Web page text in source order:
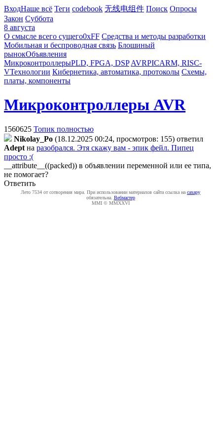
ВходНаше всё Теги codebook 无线电组件 Поиск Опросы
Закон Суббота
8 августа
О смысле всего сущего0xFF Средства и методы разработки
Мобильная и беспроводная связь Блошиный
рынокОбъявления
МикроконтроллерыPLD, FPGA, DSP AVRPICARM, RISC-
VТехнологии Кибернетика, автоматика, протоколы Схемы,
платы, компоненты
Микроконтроллеры AVR
1560625 Топик полностью
Nikolay_Po (18.12.2025 00:24, просмотров: 155) ответил
Adept на разобрался. Этя скажу вам - эпик фейл. Пипец
просто :(
__attribute__((packed)) в объявлении переменной или ее типа,
не помогает?
Ответить
Лето 7534 от сотворения мира. При использовании материалов сайта ссылка на caxapу
обязательна. Вебмастер
MMI © MMXXVI